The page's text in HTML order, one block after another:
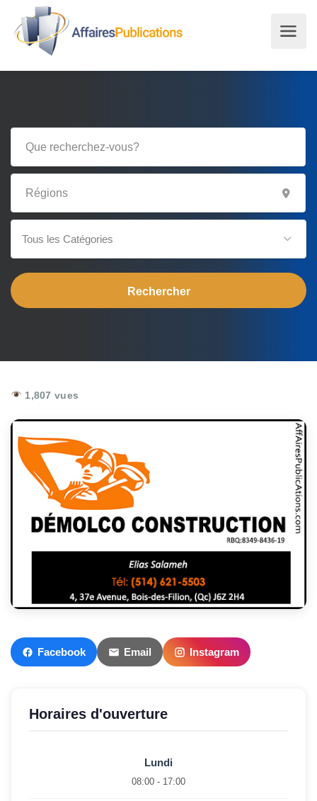
Tous les Catégories
1,807 vues
Facebook Email Instagram
Horaires d'ouverture
Lundi
08:00 - 17:00